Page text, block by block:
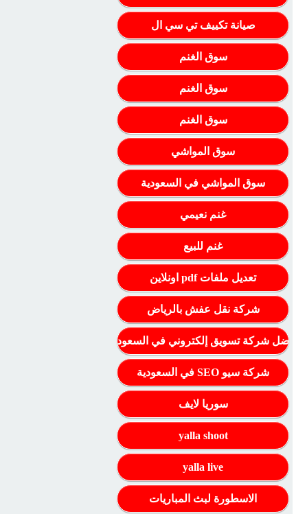
صيانة تكييف تي سي ال
سوق الغنم
سوق الغنم
سوق الغنم
سوق المواشي
سوق المواشي في السعودية
غنم نعيمي
غنم للبيع
تعديل ملفات pdf اونلاين
شركة نقل عفش بالرياض
أفضل شركة تسويق إلكتروني في السعودية
شركة سيو SEO في السعودية
سوريا لايف
yalla shoot
yalla live
الاسطورة لبث المباريات